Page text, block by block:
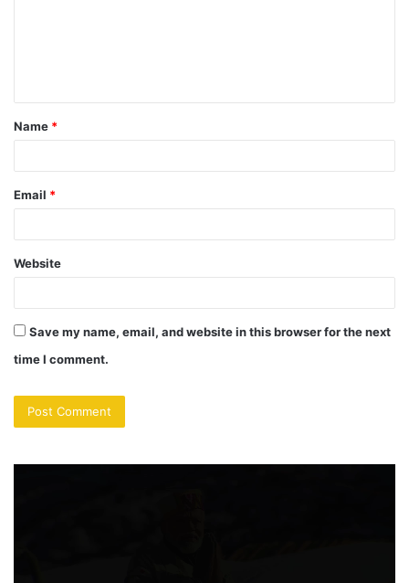
t
*
Name *
Email *
Website
Save my name, email, and website in this browser for the next
time I comment.